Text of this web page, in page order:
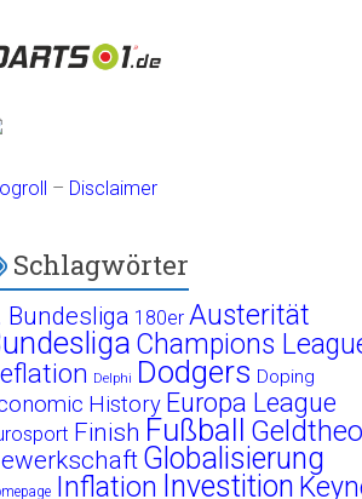
– Disclaimer
Schlagwörter
Bundesliga 180er Austerität
Champions
Delphi Dodgers Doping
History Europa League
Finish Fußball
Globalisierung
Inflation Investition